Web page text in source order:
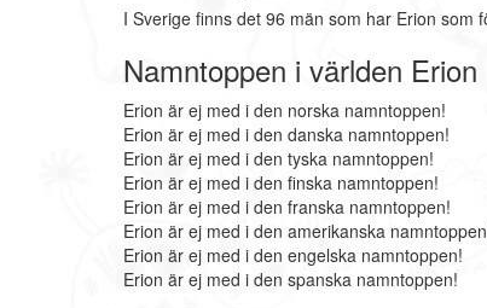
I Sverige finns det 96 män som har Erion som
Namntoppen i världen Erion
Erion är ej med i den norska namntoppen!
Erion är ej med i den danska namntoppen!
Erion är ej med i den tyska namntoppen!
Erion är ej med i den finska namntoppen!
Erion är ej med i den franska namntoppen!
Erion är ej med i den amerikanska
Erion är ej med i den engelska namntoppen!
Erion är ej med i den spanska namntoppen!